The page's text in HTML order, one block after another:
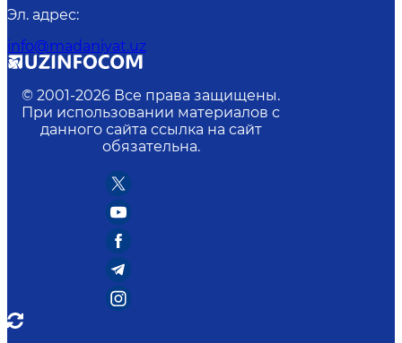
Эл. адрес:
info@madaniyat.uz
© 2001-2026 Все права защищены.
При использовании материалов с
данного сайта ссылка на сайт
обязательна.